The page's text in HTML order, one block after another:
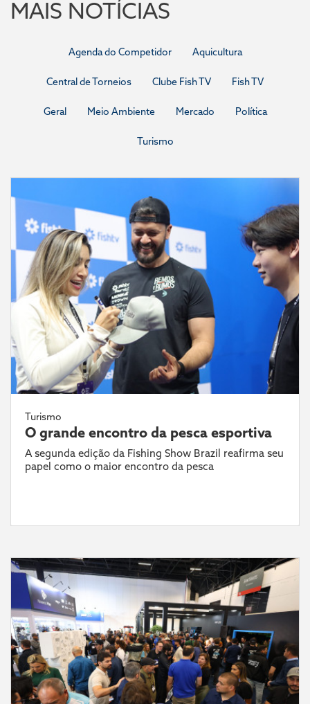
MAIS NOTÍCIAS
Agenda do Competidor Aquicultura
Central de Torneios Clube Fish TV Fish TV
Geral Meio Ambiente Mercado Política
Turismo
Turismo
O grande encontro da pesca esportiva
A segunda edição da Fishing Show Brazil reafirma seu
papel como o maior encontro da pesca